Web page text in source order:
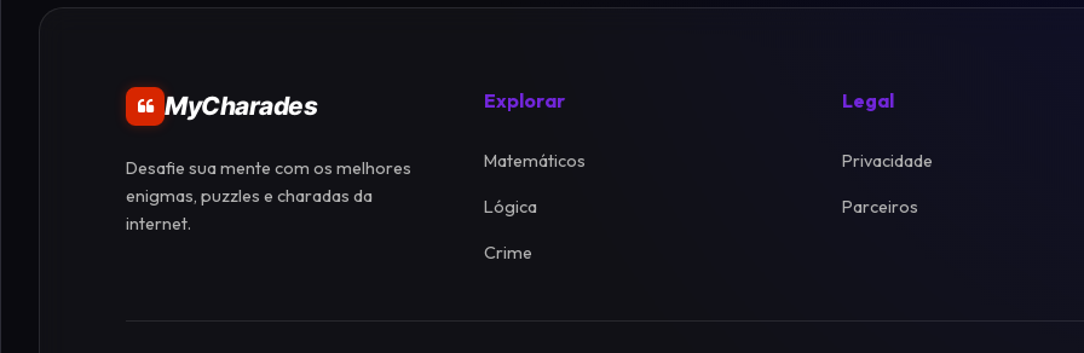
MyCharades
Desafie sua mente com os melhores
enigmas, puzzles e charadas da
internet.
Explorar
Matemáticos
Lógica
Crime
Legal
Privacidade
Parceiros